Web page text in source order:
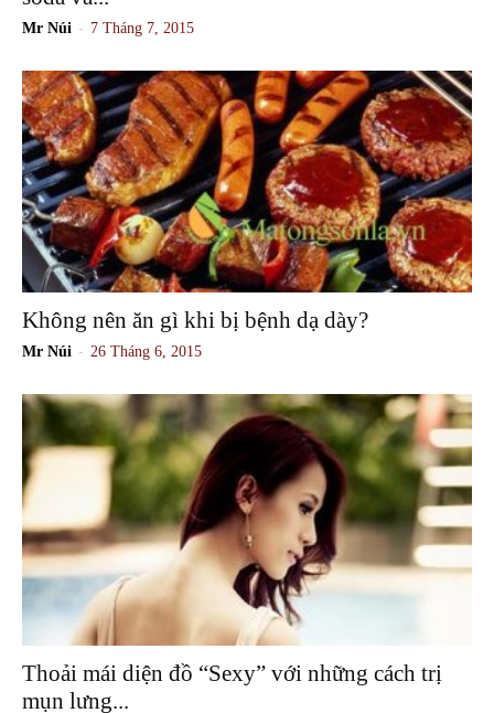
Mr Núi - 7 Tháng 7, 2015
Không nên ăn gì khi bị bệnh dạ dày?
Mr Núi - 26 Tháng 6, 2015
Thoải mái diện đồ “Sexy” với những cách trị
mụn lưng...